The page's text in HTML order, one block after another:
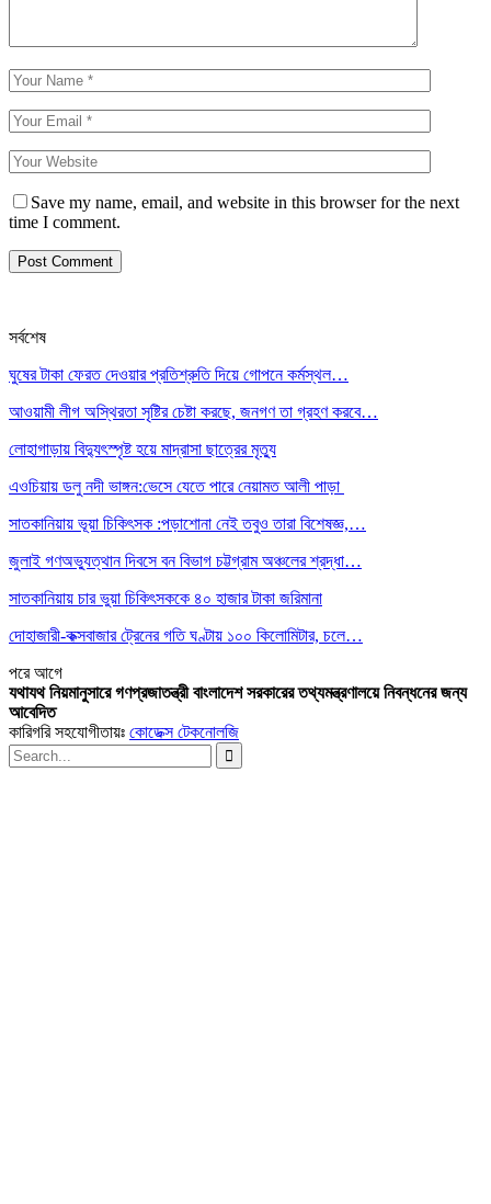
Save my name, email, and website in this browser for the next
time I comment.
সর্বশেষ
ঘুষের টাকা ফেরত দেওয়ার প্রতিশ্রুতি দিয়ে গোপনে কর্মস্থল…
আওয়ামী লীগ অস্থিরতা সৃষ্টির চেষ্টা করছে, জনগণ তা গ্রহণ করবে…
লোহাগাড়ায় বিদ্যুৎস্পৃষ্ট হয়ে মাদ্রাসা ছাত্রের মৃত্যু
এওচিয়ায় ডলু নদী ভাঙ্গন:ভেসে যেতে পারে নেয়ামত আলী পাড়া
সাতকানিয়ায় ভূয়া চিকিৎসক :পড়াশোনা নেই তবুও তারা বিশেষজ্ঞ,…
জুলাই গণঅভ্যুত্থান দিবসে বন বিভাগ চট্টগ্রাম অঞ্চলের শ্রদ্ধা…
সাতকানিয়ায় চার ভুয়া চিকিৎসককে ৪০ হাজার টাকা জরিমানা
দোহাজারী-কক্সবাজার ট্রেনের গতি ঘণ্টায় ১০০ কিলোমিটার, চলে…
পরেআগে
যথাযথ নিয়মানুসারে গণপ্রজাতন্ত্রী বাংলাদেশ সরকারের তথ্যমন্ত্রণালয়ে নিবন্ধনের জন্য
আবেদিত
কারিগরি সহযোগীতায়ঃ কোডেক্স টেকনোলজি